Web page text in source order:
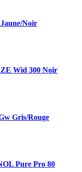
Noir
Wid 300 Noir
Gris/Rouge
Pure Pro 80